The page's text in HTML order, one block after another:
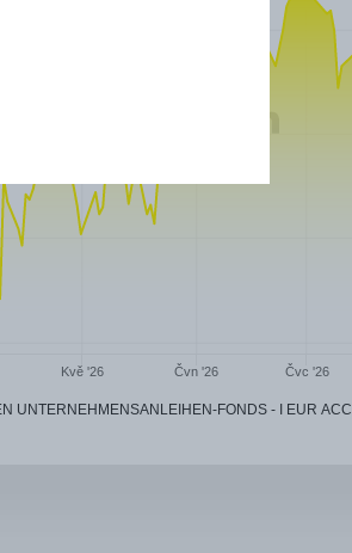
UNTERNEHMENSANLEIHEN-FONDS - I EUR ACC
Kvě '26 Čvn '26 Čvc '26